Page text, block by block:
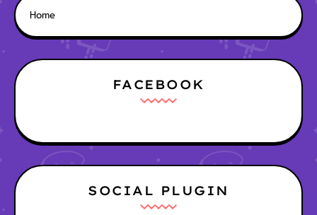
Home
FACEBOOK
SOCIAL PLUGIN